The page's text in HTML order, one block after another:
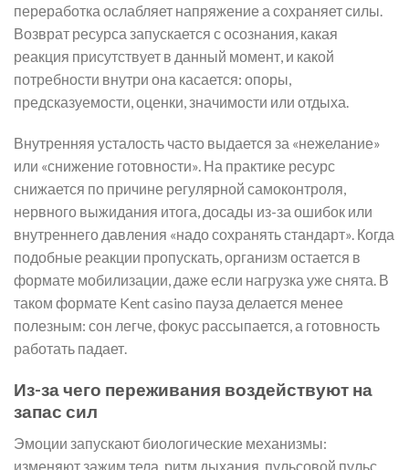
переработка ослабляет напряжение а сохраняет силы.
Возврат ресурса запускается с осознания, какая
реакция присутствует в данный момент, и какой
потребности внутри она касается: опоры,
предсказуемости, оценки, значимости или отдыха.
Внутренняя усталость часто выдается за «нежелание»
или «снижение готовности». На практике ресурс
снижается по причине регулярной самоконтроля,
нервного выжидания итога, досады из-за ошибок или
внутреннего давления «надо сохранять стандарт». Когда
подобные реакции пропускать, организм остается в
формате мобилизации, даже если нагрузка уже снята. В
таком формате Kent casino пауза делается менее
полезным: сон легче, фокус рассыпается, а готовность
работать падает.
Из-за чего переживания воздействуют на
запас сил
Эмоции запускают биологические механизмы:
изменяют зажим тела, ритм дыхания, пульсовой пульс,